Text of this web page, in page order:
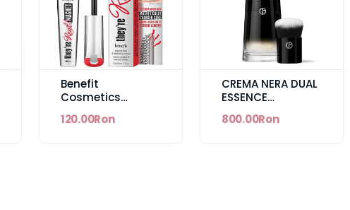
Benefit
Cosmetics
Magnet Mascara
120.00Ron
CREMA NERA DUAL
ESSENCE
- REFILLABLE
800.00Ron